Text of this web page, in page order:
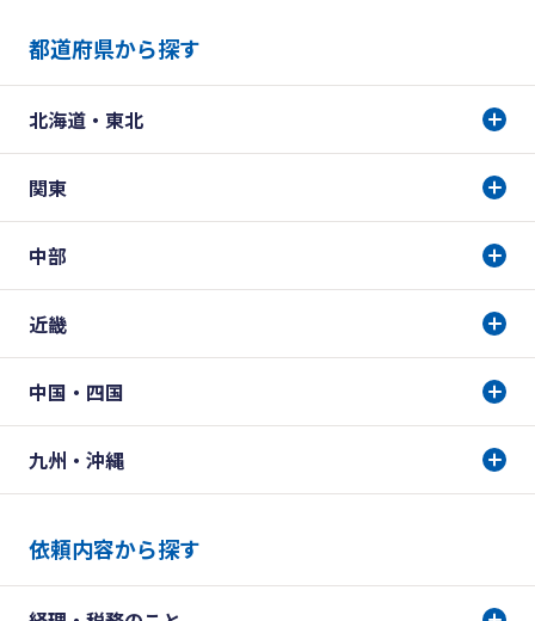
都道府県から探す
北海道・東北
関東
中部
近畿
中国・四国
九州・沖縄
依頼内容から探す